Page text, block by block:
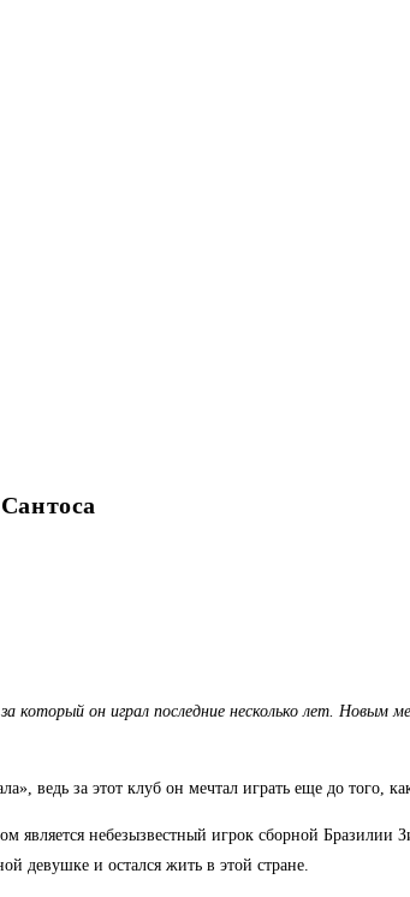
он играл последние несколько лет. Новым
ведь за этот клуб он мечтал играть еще до того,
небезызвестный игрок сборной Бразилии
девушке и остался жить в этой стране.